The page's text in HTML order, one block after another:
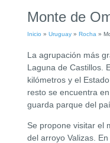
Monte de
Inicio » Uruguay » Rocha »
La agrupación más
Laguna de Castillos.
kilómetros y el
resto se encuentra
guarda parque del
Se propone visitar el
del arroyo Valizas.